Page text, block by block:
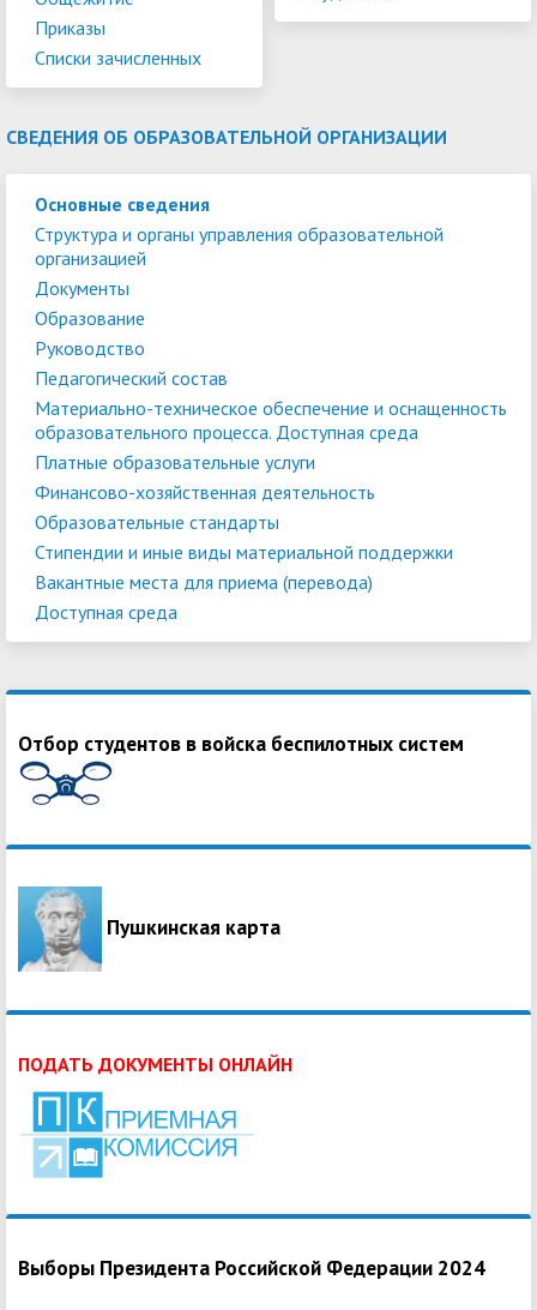
Приказы
Списки зачисленных
СВЕДЕНИЯ ОБ ОБРАЗОВАТЕЛЬНОЙ ОРГАНИЗАЦИИ
Основные сведения
Структура и органы управления образовательной
организацией
Документы
Образование
Руководство
Педагогический состав
Материально-техническое обеспечение и оснащенность
образовательного процесса. Доступная среда
Платные образовательные услуги
Финансово-хозяйственная деятельность
Образовательные стандарты
Стипендии и иные виды материальной поддержки
Вакантные места для приема (перевода)
Доступная среда
Отбор студентов в войска беспилотных систем
Пушкинская карта
ПОДАТЬ ДОКУМЕНТЫ ОНЛАЙН
Выборы Президента Российской Федерации 2024